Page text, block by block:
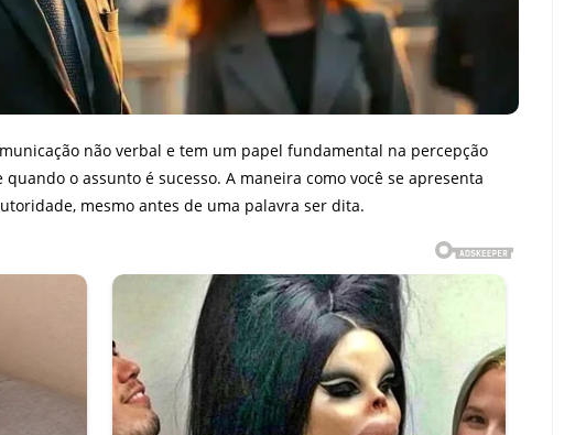
não verbal e tem um papel fundamental na percepção
o assunto é sucesso. A maneira como você se apresenta
mesmo antes de uma palavra ser dita.